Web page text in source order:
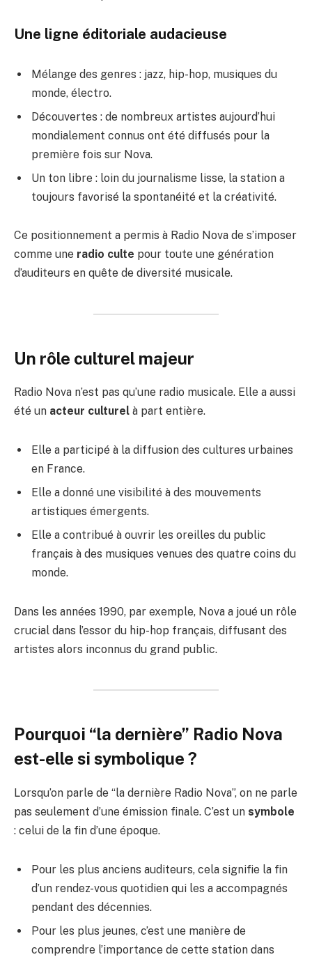
Une ligne éditoriale audacieuse
Mélange des genres : jazz, hip-hop, musiques du
monde, électro.
Découvertes : de nombreux artistes aujourd’hui
mondialement connus ont été diffusés pour la
première fois sur Nova.
Un ton libre : loin du journalisme lisse, la station a
toujours favorisé la spontanéité et la créativité.
Ce positionnement a permis à Radio Nova de s’imposer
comme une radio culte pour toute une génération
d’auditeurs en quête de diversité musicale.
Un rôle culturel majeur
Radio Nova n’est pas qu’une radio musicale. Elle a aussi
été un acteur culturel à part entière.
Elle a participé à la diffusion des cultures urbaines
en France.
Elle a donné une visibilité à des mouvements
artistiques émergents.
Elle a contribué à ouvrir les oreilles du public
français à des musiques venues des quatre coins du
monde.
Dans les années 1990, par exemple, Nova a joué un rôle
crucial dans l’essor du hip-hop français, diffusant des
artistes alors inconnus du grand public.
Pourquoi “la dernière” Radio Nova
est-elle si symbolique ?
Lorsqu’on parle de “la dernière Radio Nova”, on ne parle
pas seulement d’une émission finale. C’est un symbole
: celui de la fin d’une époque.
Pour les plus anciens auditeurs, cela signifie la fin
d’un rendez-vous quotidien qui les a accompagnés
pendant des décennies.
Pour les plus jeunes, c’est une manière de
comprendre l’importance de cette station dans